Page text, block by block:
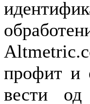
профит и
вести